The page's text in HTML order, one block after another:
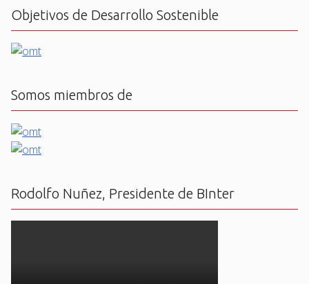
Objetivos de Desarrollo Sostenible
Somos miembros de
Rodolfo Nuñez, Presidente de BInter